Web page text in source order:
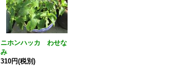
ニホンハッカ わせな
み
310円(税別)